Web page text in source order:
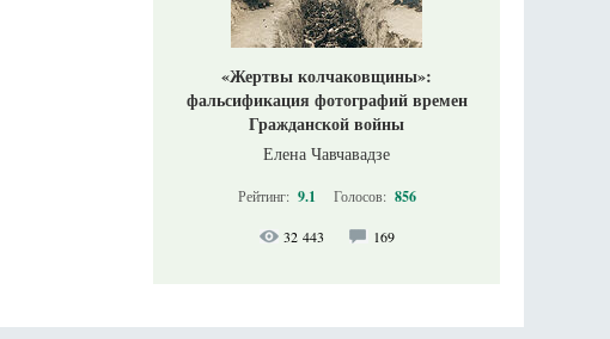
«Жертвы колчаковщины»:
фальсификация фотографий времен
Гражданской войны
Елена Чавчавадзе
Рейтинг: 9.1 Голосов: 856
32 443 169